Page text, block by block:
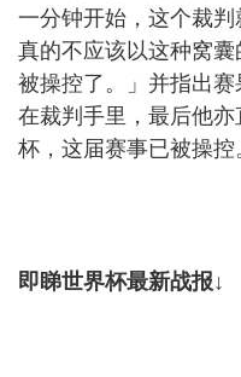
一分钟开始，这个裁
真的不应该以这种窝
被操控了。」并指出
在裁判手里，最后他
杯，这届赛事已被操控
即睇世界杯最新战报↓